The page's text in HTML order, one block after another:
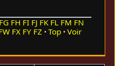
FG FH FI FJ FK FL FM FN
FX FY FZ Top
Voir